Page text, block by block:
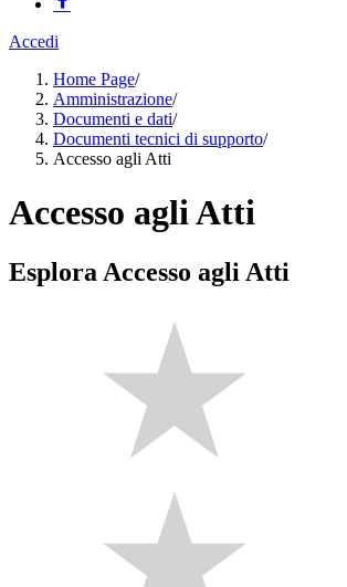
Accedi
Home Page/
Amministrazione/
Documenti e dati/
Documenti tecnici di supporto/
Accesso agli Atti
Accesso agli Atti
Esplora Accesso agli Atti